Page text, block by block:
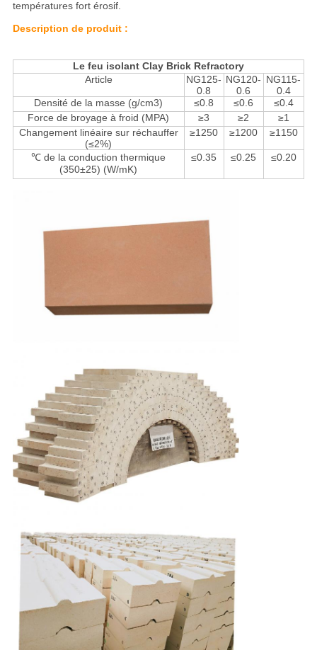
températures fort érosif.
Description de produit :
Le feu isolant Clay Brick Refractory
Article
NG125-
0.8
NG120-
0.6
NG115-
0.4
Densité de la masse (g/cm3)
≤0.8 ≤0.6
≤0.4
Force de broyage à froid (MPA)
≥3 ≥2
≥1
Changement linéaire sur réchauffer
(≤2%)
≥1250 ≥1200 ≥1150
℃ de la conduction thermique
(350±25) (W/mK)
≤0.35 ≤0.25 ≤0.20